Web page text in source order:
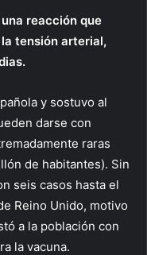
reacción que
tensión arterial,
y sostuvo al
darse con
raras
de habitantes). Sin
seis casos hasta el
Reino Unido, motivo
a la población con
la vacuna.